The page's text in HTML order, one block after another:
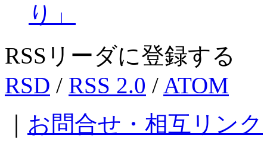
り」
RSSリーダに登録する
RSD / RSS 2.0 / ATOM
お問合せ・相互リンク